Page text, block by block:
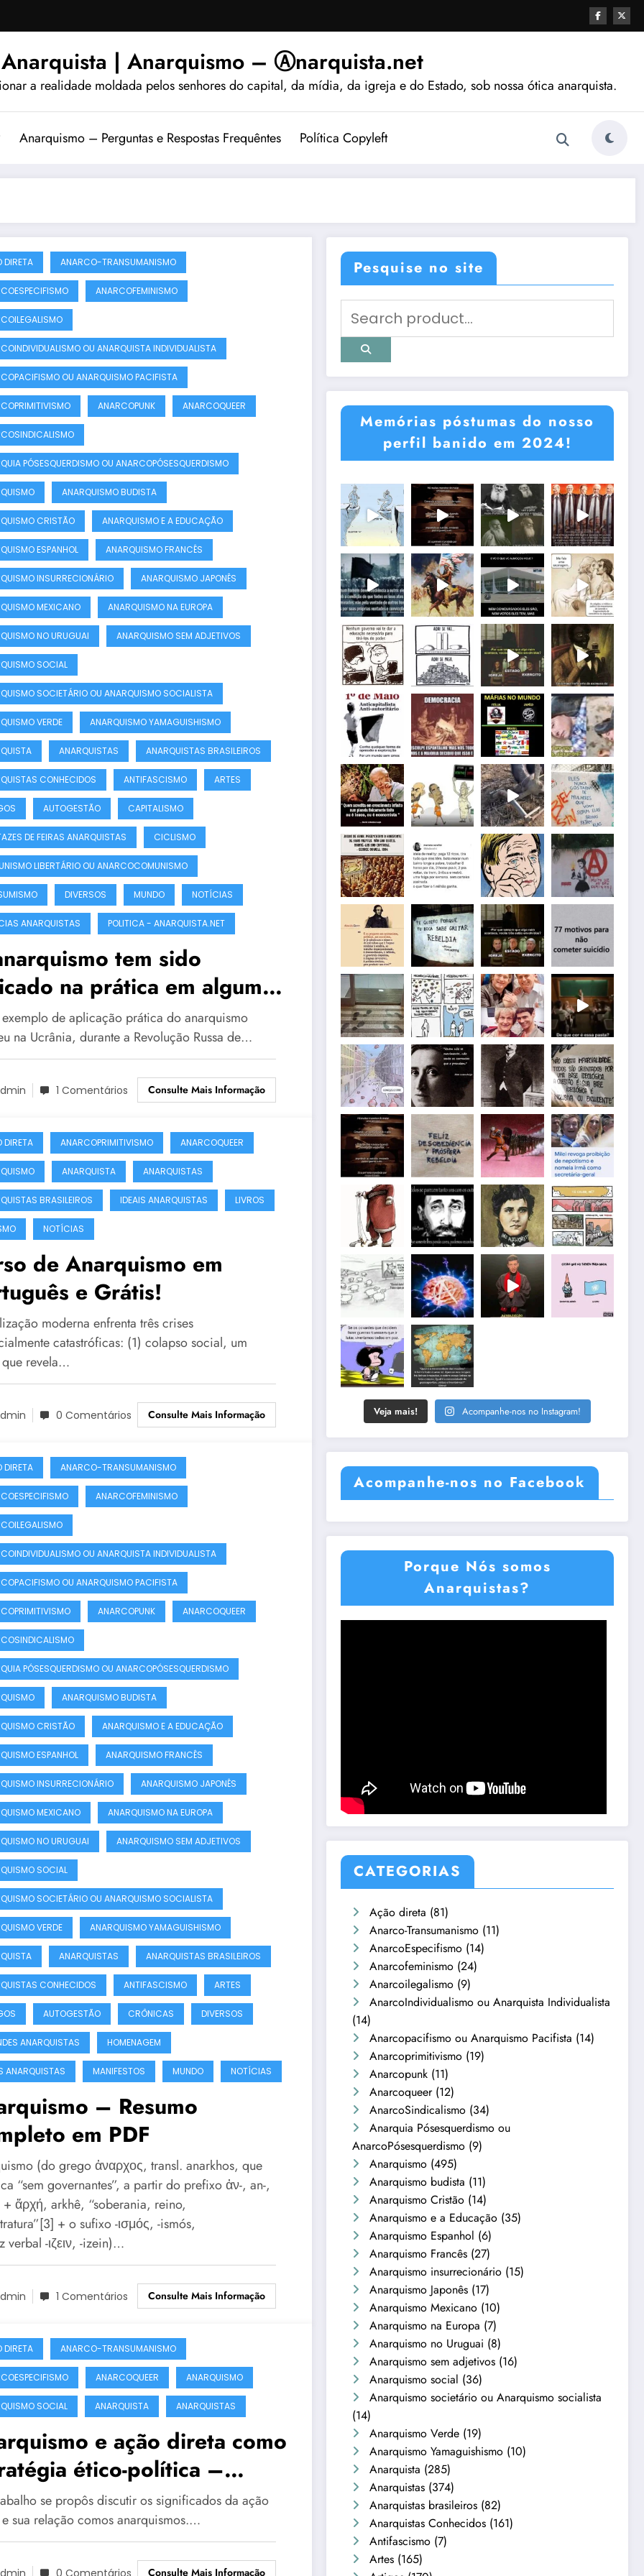
| Anarquismo – Ⓐnarquista.net
a realidade moldada pelos senhores do capital, da mídia, da igreja e do Estado, sob nossa ótica anarquista.
Anarquismo – Perguntas e Respostas Frequêntes Política Copyleft
DIRETA ANARCO-TRANSUMANISMO
ANARCOFEMINISMO
OU ANARQUISTA INDIVIDUALISTA
OU ANARQUISMO PACIFISTA
ANARCOPUNK ANARCOQUEER
PÓSESQUERDISMO OU ANARCOPÓSESQUERDISMO
ANARQUISMO BUDISTA
CRISTÃO ANARQUISMO E A EDUCAÇÃO
ESPANHOL ANARQUISMO FRANCÊS
INSURRECIONÁRIO ANARQUISMO JAPONÊS
MEXICANO ANARQUISMO NA EUROPA
NO URUGUAI ANARQUISMO SEM ADJETIVOS
SOCIAL
SOCIETÁRIO OU ANARQUISMO SOCIALISTA
VERDE ANARQUISMO YAMAGUISHISMO
ANARQUISTAS ANARQUISTAS BRASILEIROS
CONHECIDOS ANTIFASCISMO ARTES
AUTOGESTÃO CAPITALISMO
DE FEIRAS ANARQUISTAS CICLISMO
LIBERTÁRIO OU ANARCOCOMUNISMO
DIVERSOS MUNDO NOTÍCIAS
ANARQUISTAS POLITICA - ANARQUISTA.NET
tem sido
na prática em algum
da história?
de aplicação prática do anarquismo
na Ucrânia, durante a Revolução Russa de…
1 Comentários Consulte Mais Informação
DIRETA ANARCOPRIMITIVISMO ANARCOQUEER
ANARQUISTA ANARQUISTAS
BRASILEIROS IDEAIS ANARQUISTAS LIVROS
NOTÍCIAS
de Anarquismo em
e Grátis!
moderna enfrenta três crises
catastróficas: (1) colapso social, um
revela…
0 Comentários Consulte Mais Informação
DIRETA ANARCO-TRANSUMANISMO
ANARCOFEMINISMO
OU ANARQUISTA INDIVIDUALISTA
OU ANARQUISMO PACIFISTA
ANARCOPUNK ANARCOQUEER
PÓSESQUERDISMO OU ANARCOPÓSESQUERDISMO
ANARQUISMO BUDISTA
CRISTÃO ANARQUISMO E A EDUCAÇÃO
ESPANHOL ANARQUISMO FRANCÊS
INSURRECIONÁRIO ANARQUISMO JAPONÊS
MEXICANO ANARQUISMO NA EUROPA
NO URUGUAI ANARQUISMO SEM ADJETIVOS
SOCIAL
SOCIETÁRIO OU ANARQUISMO SOCIALISTA
VERDE ANARQUISMO YAMAGUISHISMO
ANARQUISTAS ANARQUISTAS BRASILEIROS
CONHECIDOS ANTIFASCISMO ARTES
AUTOGESTÃO CRÔNICAS DIVERSOS
ANARQUISTAS HOMENAGEM
ANARQUISTAS MANIFESTOS MUNDO NOTÍCIAS
– Resumo
em PDF
(do grego ἀναρχος, transl. anarkhos, que
“sem governantes”, a partir do prefixo ἀν-, an-,
+ ἄρχή, arkhê, “soberania, reino,
+ o sufixo -ισμός, -ismós,
verbal -ιζειν, -izein)…
1 Comentários Consulte Mais Informação
DIRETA ANARCO-TRANSUMANISMO
ANARCOQUEER ANARQUISMO
SOCIAL ANARQUISTA ANARQUISTAS
e ação direta como
ético-política –
e violência na
se propôs discutir os significados da ação
sua relação comos anarquismos.…
Consulte Mais Informação
Pesquise no site
Memórias póstumas do nosso
perfil banido em 2024!
Veja mais! Acompanhe-nos no Instagram!
Acompanhe-nos no Facebook
Porque Nós somos
Anarquistas?
CATEGORIAS
Ação direta (81)
Anarco-Transumanismo (11)
AnarcoEspecifismo (14)
Anarcofeminismo (24)
Anarcoilegalismo (9)
AnarcoIndividualismo ou Anarquista Individualista
(14)
Anarcopacifismo ou Anarquismo Pacifista (14)
Anarcoprimitivismo (19)
Anarcopunk (11)
Anarcoqueer(12)
AnarcoSindicalismo (34)
Anarquia Pósesquerdismo ou
AnarcoPósesquerdismo (9)
Anarquismo (495)
Anarquismo budista (11)
Anarquismo Cristão (14)
Anarquismo e a Educação (35)
Anarquismo Espanhol (6)
Anarquismo Francês (27)
Anarquismo insurrecionário (15)
Anarquismo Japonês (17)
Anarquismo Mexicano (10)
Anarquismo na Europa (7)
Anarquismo no Uruguai (8)
Anarquismo sem adjetivos (16)
Anarquismo social (36)
Anarquismo societário ou Anarquismo socialista
(14)
Anarquismo Verde (19)
Anarquismo Yamaguishismo (10)
Anarquista (285)
Anarquistas (374)
Anarquistas brasileiros (82)
Anarquistas Conhecidos (161)
Antifascismo (7)
Artes (165)